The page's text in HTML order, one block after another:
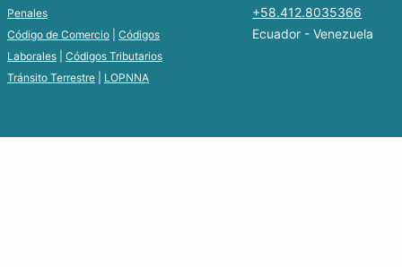
Penales
Código de Comercio
Códigos
Laborales
Códigos Tributarios
Tránsito Terrestre
LOPNNA
+58.412.8035366
Ecuador - Venezuela